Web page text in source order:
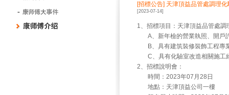
[招標公告] 天津頂益品管處調理
[2023-07-14]
1、招標項目：天津頂益品管處
A、新年檢的營業執照、開戶
B、具有建筑裝修裝飾工程專
C、具有化驗室改造相關施工
2、招標說明會：
時間：2023年07月28日
地點：天津頂益公司一樓